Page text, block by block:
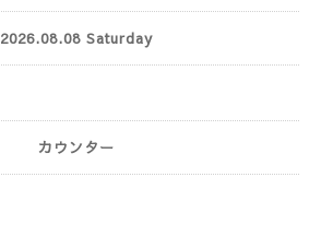
2026.08.08 Saturday
カウンター